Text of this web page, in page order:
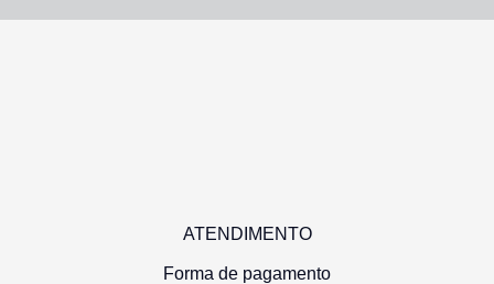
ATENDIMENTO
Forma de pagamento